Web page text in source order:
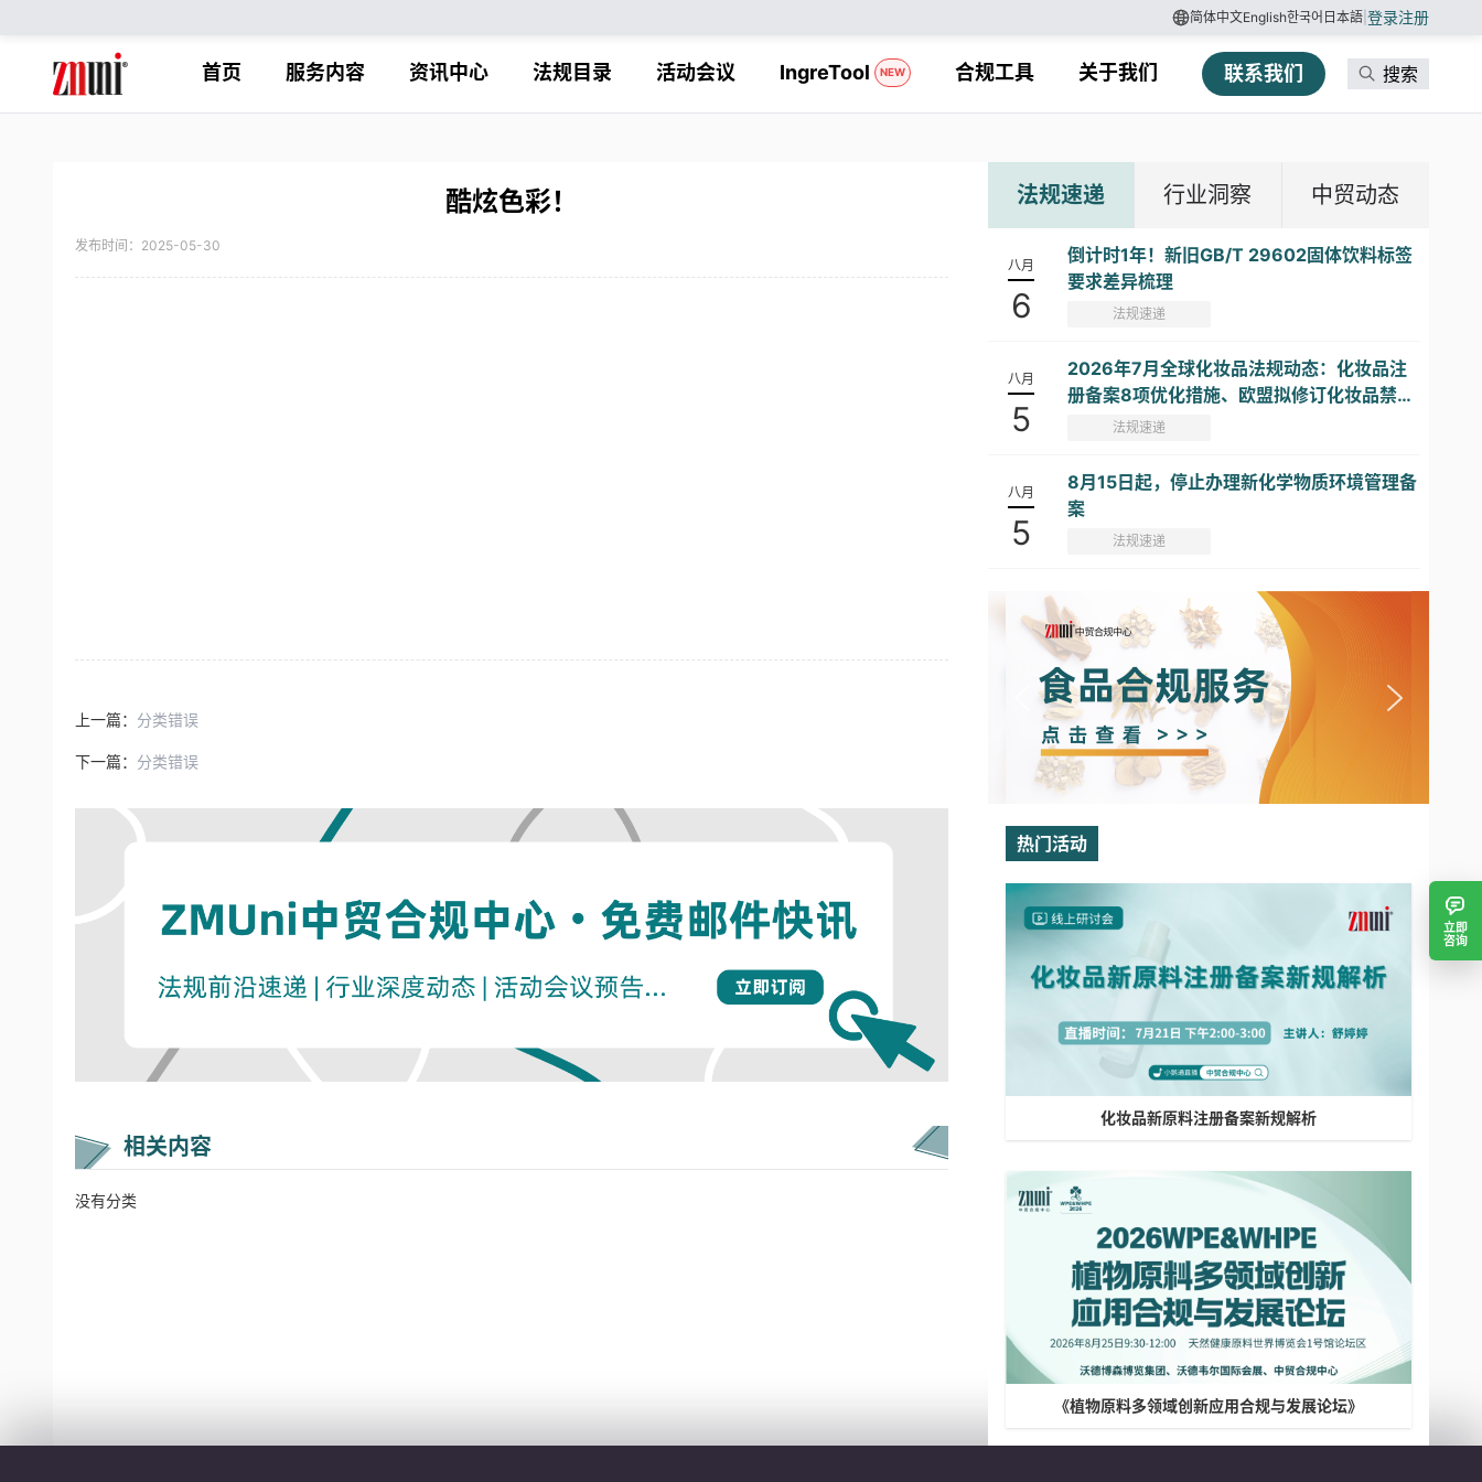
简体中文English한국어 日本語 登录注册
首页 服务内容 资讯中心 法规目录 活动会议 IngreTool NEW 合规工具 关于我们 联系我们 搜索
酷炫色彩！
发布时间：2025-05-30
上一篇： 分类错误
下一篇： 分类错误
相关内容
没有分类
法规速递 行业洞察 中贸动态
八月
6
倒计时1年！新旧GB/T 29602固体饮料标签
要求差异梳理
法规速递
八月
5
2026年7月全球化妆品法规动态：化妆品注
册备案8项优化措施、欧盟拟修订化妆品禁限
用物质清单...
法规速递
八月
5
8月15日起，停止办理新化学物质环境管理备
案
法规速递
热门活动
化妆品新原料注册备案新规解析
《植物原料多领域创新应用合规与发展论坛》
立即
咨询